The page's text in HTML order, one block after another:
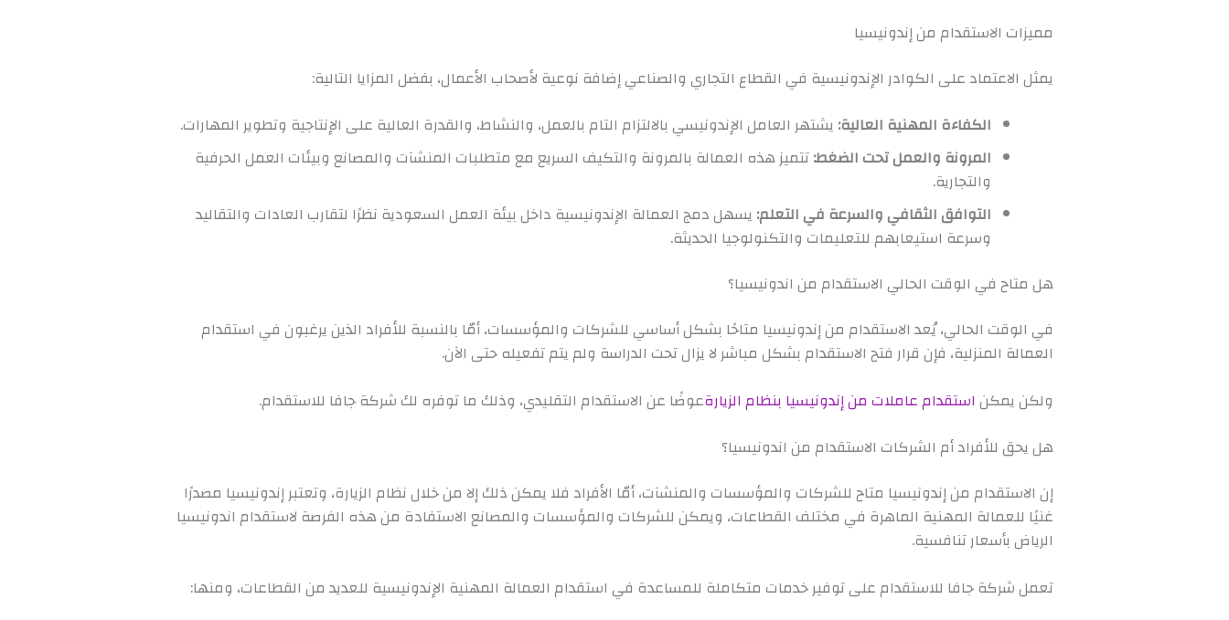
مميزات الاستقدام من إندونيسيا
يمثل الاعتماد على الكوادر الإندونيسية في القطاع التجاري والصناعي إضافة نوعية لأصحاب الأعمال، بفضل المزايا التالية:
الكفاءة المهنية العالية: يشتهر العامل الإندونيسي بالالتزام التام بالعمل، والنشاط، والقدرة العالية على الإنتاجية وتطوير المهارات.
المرونة والعمل تحت الضغط:تتميز هذه العمالة بالمرونة والتكيف السريع مع متطلبات المنشآت والمصانع وبيئات العمل الحرفية
والتجارية.
التوافق الثقافي والسرعة في التعلم: يسهل دمج العمالة الإندونيسية داخل بيئة العمل السعودية نظرًا لتقارب العادات والتقاليد
وسرعة استيعابهم للتعليمات والتكنولوجيا الحديثة.
هل متاح في الوقت الحالي الاستقدام من اندونيسيا؟
في الوقت الحالي، يُعد الاستقدام من إندونيسيا متاحًا بشكل أساسي للشركات والمؤسسات، أمّا بالنسبة للأفراد الذين يرغبون في استقدام
العمالة المنزلية، فإن قرار فتح الاستقدام بشكل مباشر لا يزال تحت الدراسة ولم يتم تفعيله حتى الآن.
ولكن يمكن استقدام عاملات من إندونيسيا بنظام الزيارةعوضًا عن الاستقدام التقليدي، وذلك ما توفره لك شركة جافا للاستقدام.
هل يحق للأفراد أم الشركات الاستقدام من اندونيسيا؟
إن الاستقدام من إندونيسيا متاح للشركات والمؤسسات والمنشآت، أمّا الأفراد فلا يمكن ذلك إلا من خلال نظام الزيارة، وتعتبر إندونيسيا مصدرًا
غنيًا للعمالة المهنية الماهرة في مختلف القطاعات، ويمكن للشركات والمؤسسات والمصانع الاستفادة من هذه الفرصة لاستقدام اندونيسيا
الرياض بأسعار تنافسية.
تعمل شركة جافا للاستقدام على توفير خدمات متكاملة للمساعدة في استقدام العمالة المهنية الإندونيسية للعديد من القطاعات، ومنها: